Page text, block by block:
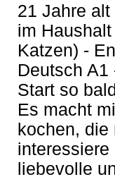
21 Jahre
im
Katzen) -
Deutsch
Start so
Es macht
kochen, die
liebevolle